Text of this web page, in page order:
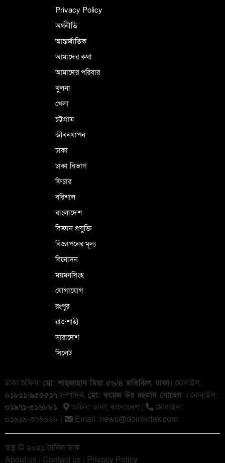
Privacy Policy
অর্থনীতি
আন্তর্জাতিক
আমাদের কথা
আমাদের পরিবার
খুলনা
খেলা
চট্টগ্রাম
জীবনযাপন
ঢাকা
ঢাকা বিভাগ
ফিচার
বরিশাল
বাংলাদেশ
বিজ্ঞান প্রযুক্তি
বিজ্ঞাপনের মূল্য
বিনোদন
ময়মনসিংহ
যোগাযোগ
রংপুর
রাজশাহী
সারাদেশ
সিলেট
ঢাকা অফিস: মো: শাহ্জাহান মিয়া ৫৬/৪ মতিঝিল, ঢাকা। মোবাইল:
০১৮১১-৯৫৫৫১৭সম্পাদক, মো: ফয়েজ উর রহমান সোহেল । মোবাইল:
০১৯৭১-৩১৬৮৮১
অফিস: ঢাকা, বাংলা‌দেশ |
মোবাইল:
০১৯১৯-৩৭৬৬৬৮ |
Email: news@doinikdak.com
স্বত্ব © ২০২১ দৈনিক ডাক
About us | Contact us | Privacy Policy